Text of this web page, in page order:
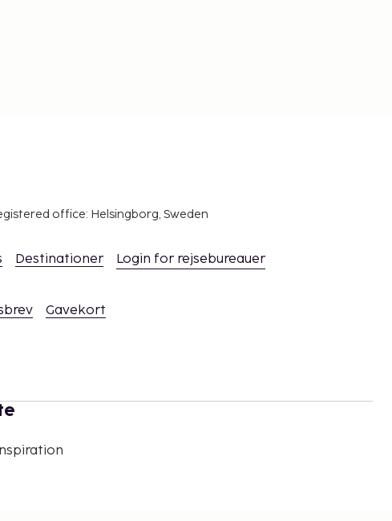
office: Helsingborg, Sweden
Destinationer Login for rejsebureauer
Gavekort